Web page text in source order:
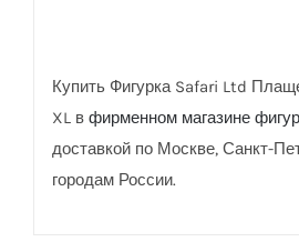
Купить Фигурка Safari Ltd
XL в фирменном магазине
доставкой по Москве, Санкт-
городам России.